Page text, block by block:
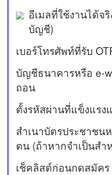
อีเมลที่ใช้งานได้จ
บัญชี)
เบอร์โทรศัพท์ที่รับ
บัญชีธนาคารหรือ e-
ถอน
ตั้งรหัสผ่านที่แข็งแร
สำเนาบัตรประชาชน
ตน (ถ้าหากจำเป็นสำ
เช็คลิสต์ก่อนกดสมัคร